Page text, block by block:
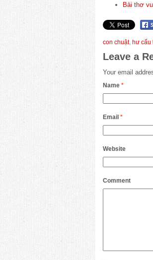
Bài thơ
con chuật, hư cấu
Leave a
Your email
Name *
Email *
Website
Comment